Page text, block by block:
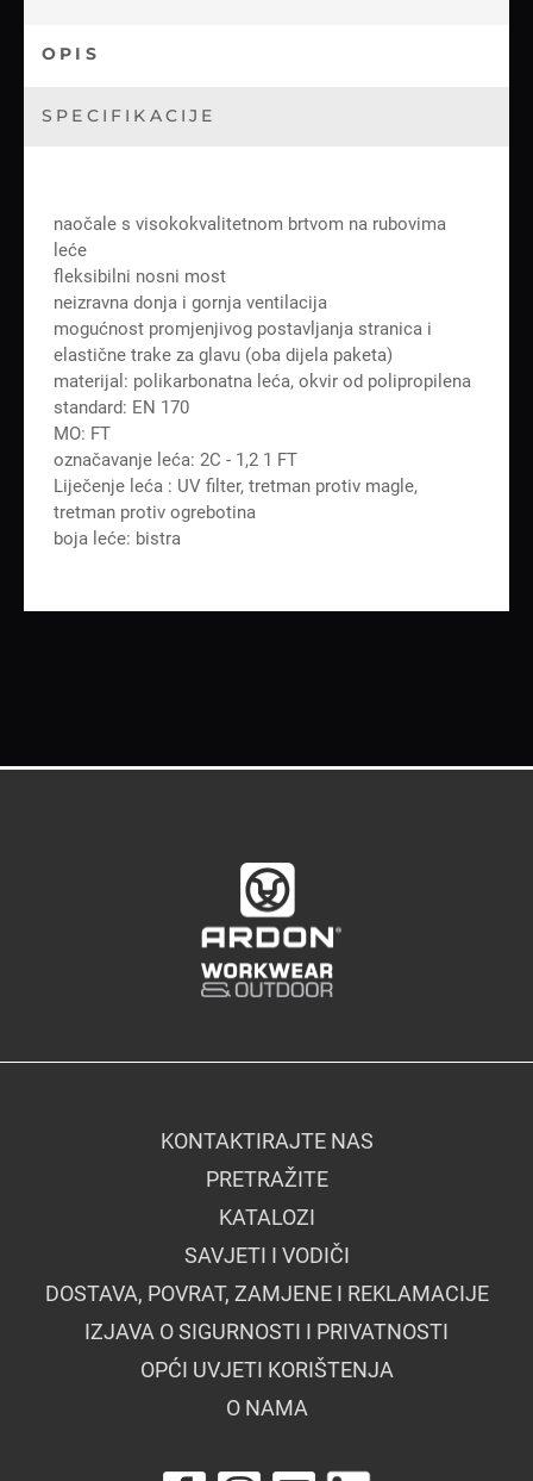
OPIS
SPECIFIKACIJE
naočale s visokokvalitetnom brtvom na rubovima
leće
fleksibilni nosni most
neizravna donja i gornja ventilacija
mogućnost promjenjivog postavljanja stranica i
elastične trake za glavu (oba dijela paketa)
materijal: polikarbonatna leća, okvir od polipropilena
standard: EN 170
MO: FT
označavanje leća: 2C - 1,2 1 FT
Liječenje leća : UV filter, tretman protiv magle,
tretman protiv ogrebotina
boja leće: bistra
KONTAKTIRAJTE NAS
PRETRAŽITE
KATALOZI
SAVJETI I VODIČI
DOSTAVA, POVRAT, ZAMJENE I REKLAMACIJE
IZJAVA O SIGURNOSTI I PRIVATNOSTI
OPĆI UVJETI KORIŠTENJA
O NAMA